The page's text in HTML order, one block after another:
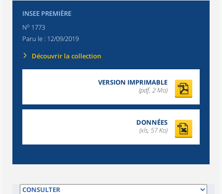
INSEE PREMIÈRE
No 1773
Paru le : 12/09/2019
Découvrir la collection
VERSION IMPRIMABLE
(pdf, 2 Mo)
DONNÉES
(xls, 57 Ko)